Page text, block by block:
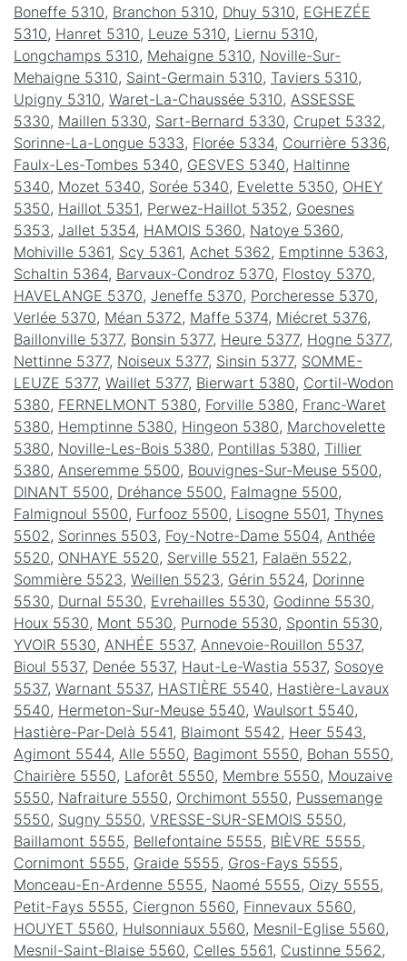
Boneffe 5310, Branchon 5310, Dhuy 5310, EGHEZÉE
5310, Hanret 5310, Leuze 5310, Liernu 5310,
Longchamps 5310, Mehaigne 5310, Noville-Sur-
Mehaigne 5310, Saint-Germain 5310, Taviers 5310,
Upigny 5310, Waret-La-Chaussée 5310, ASSESSE
5330, Maillen 5330, Sart-Bernard 5330, Crupet 5332 ,
Sorinne-La-Longue 5333, Florée 5334, Courrière 5336,
Faulx-Les-Tombes 5340, GESVES 5340, Haltinne
5340, Mozet 5340, Sorée 5340, Evelette 5350, OHEY
5350, Haillot 5351, Perwez-Haillot 5352 , Goesnes
5353, Jallet 5354, HAMOIS 5360, Natoye 5360,
Mohiville 5361, Scy 5361, Achet 5362 , Emptinne 5363,
Schaltin 5364, Barvaux-Condroz 5370, Flostoy 5370,
HAVELANGE 5370, Jeneffe 5370, Porcheresse 5370,
Verlée 5370, Méan 5372 , Maffe 5374, Miécret 5376,
Baillonville 5377, Bonsin 5377, Heure 5377, Hogne 5377,
Nettinne 5377, Noiseux 5377, Sinsin 5377, SOMME-
LEUZE 5377, Waillet 5377, Bierwart 5380, Cortil-Wodon
5380, FERNELMONT 5380, Forville 5380, Franc-Waret
5380, Hemptinne 5380, Hingeon 5380, Marchovelette
5380, Noville-Les-Bois 5380, Pontillas 5380, Tillier
5380, Anseremme 5500, Bouvignes-Sur-Meuse 5500,
DINANT 5500, Dréhance 5500, Falmagne 5500,
Falmignoul 5500, Furfooz 5500, Lisogne 5501, Thynes
5502 , Sorinnes 5503, Foy-Notre-Dame 5504, Anthée
5520, ONHAYE 5520, Serville 5521, Falaën 5522 ,
Sommière 5523, Weillen 5523, Gérin 5524, Dorinne
5530, Durnal 5530, Evrehailles 5530, Godinne 5530,
Houx 5530, Mont 5530, Purnode 5530, Spontin 5530,
YVOIR 5530, ANHÉE 5537, Annevoie-Rouillon 5537,
Bioul 5537, Denée 5537, Haut-Le-Wastia 5537, Sosoye
5537, Warnant 5537, HASTIÈRE 5540, Hastière-Lavaux
5540, Hermeton-Sur-Meuse 5540, Waulsort 5540,
Hastière-Par-Delà 5541, Blaimont 5542 , Heer 5543,
Agimont 5544, Alle 5550, Bagimont 5550, Bohan 5550,
Chairière 5550, Laforêt 5550, Membre 5550, Mouzaive
5550, Nafraiture 5550, Orchimont 5550, Pussemange
5550, Sugny 5550, VRESSE-SUR-SEMOIS 5550,
Baillamont 5555, Bellefontaine 5555, BIÈVRE 5555,
Cornimont 5555, Graide 5555, Gros-Fays 5555,
Monceau-En-Ardenne 5555, Naomé 5555, Oizy 5555,
Petit-Fays 5555, Ciergnon 5560, Finnevaux 5560,
HOUYET 5560, Hulsonniaux 5560, Mesnil-Eglise 5560,
Mesnil-Saint-Blaise 5560, Celles 5561, Custinne 5562 ,